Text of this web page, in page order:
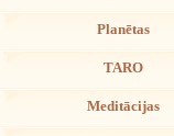
Planētas
TARO
Meditācijas